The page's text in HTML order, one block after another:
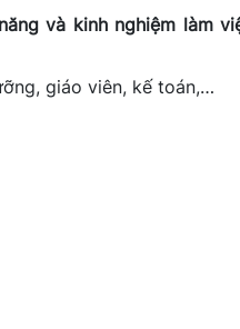
và kinh nghiệm làm
giáo viên, kế toán,…